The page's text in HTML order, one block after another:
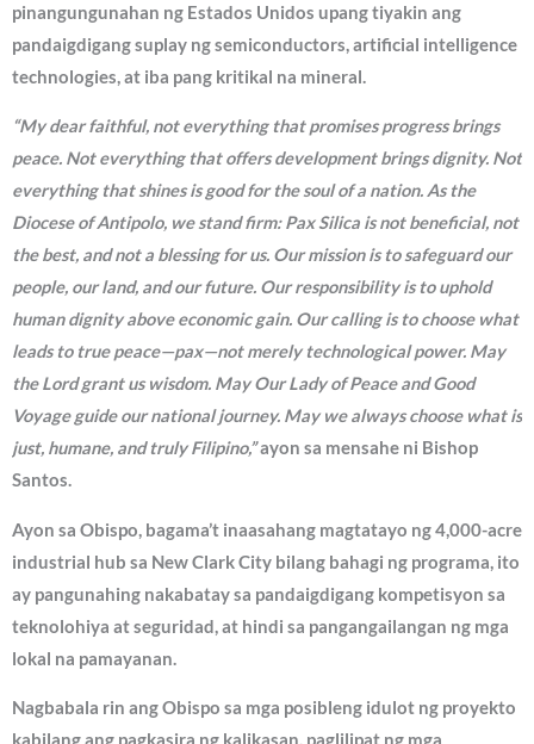
pinangungunahan ng Estados Unidos upang tiyakin ang
pandaigdigang suplay ng semiconductors, artificial intelligence
technologies, at iba pang kritikal na mineral.
“My dear faithful, not everything that promises progress brings
peace. Not everything that offers development brings dignity. Not
everything that shines is good for the soul of a nation. As the
Diocese of Antipolo, we stand firm: Pax Silica is not beneficial, not
the best, and not a blessing for us. Our mission is to safeguard our
people, our land, and our future. Our responsibility is to uphold
human dignity above economic gain. Our calling is to choose what
leads to true peace—pax—not merely technological power. May
the Lord grant us wisdom. May Our Lady of Peace and Good
Voyage guide our national journey. May we always choose what is
just, humane, and truly Filipino,”ayon sa mensahe ni Bishop
Santos.
Ayon sa Obispo, bagama’t inaasahang magtatayo ng 4,000-acre
industrial hub sa New Clark City bilang bahagi ng programa, ito
ay pangunahing nakabatay sa pandaigdigang kompetisyon sa
teknolohiya at seguridad, at hindi sa pangangailangan ng mga
lokal na pamayanan.
Nagbabala rin ang Obispo sa mga posibleng idulot ng proyekto